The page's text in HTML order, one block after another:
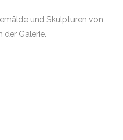
und Skulpturen von
der Galerie.